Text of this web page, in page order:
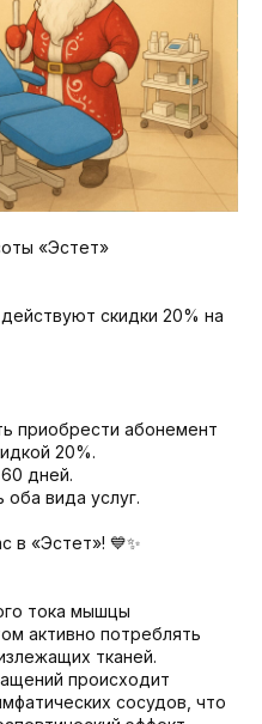
«Эстет»
скидки 20% на
приобрести абонемент
20%.
дней.
вида услуг.
в «Эстет»! 💙✨
тока мышцы
активно потреблять
тканей.
происходит
сосудов, что